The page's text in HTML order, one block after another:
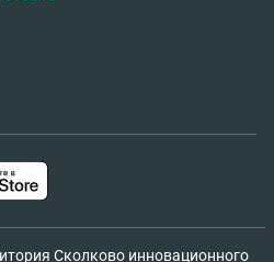
Сколково инновационного